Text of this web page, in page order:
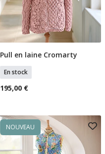
Sélectionner Tailles
Pull en laine Cromarty
En stock
195,00 €
NOUVEAU